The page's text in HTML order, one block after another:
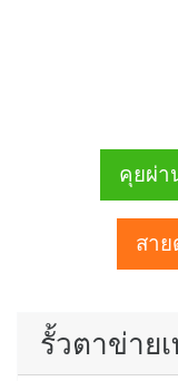
คุยผ่า
สาย
รั้วตาข่าย